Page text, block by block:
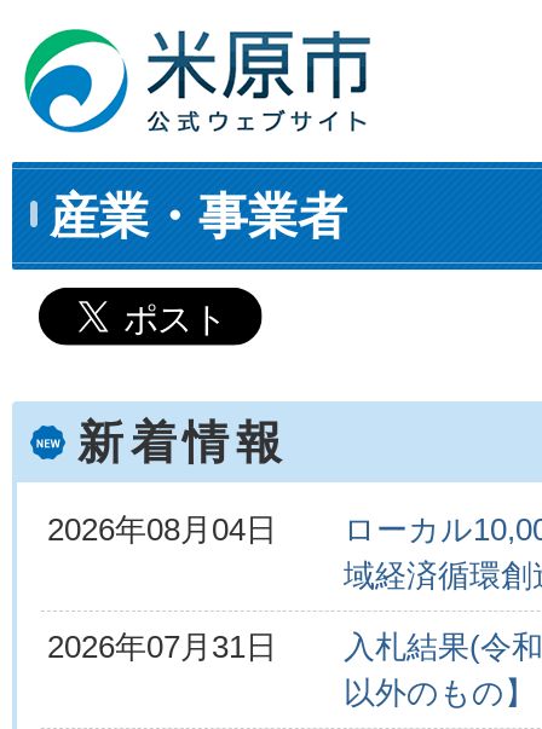
産業・事業者
新着情報
2026年08月04日
ローカル
域経済循環
2026年07月31日
入札結果(令
以外のもの】